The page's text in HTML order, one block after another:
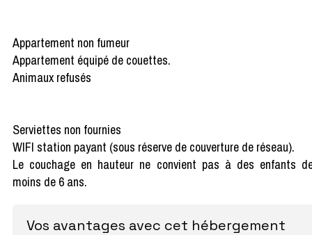
Appartement non fumeur
Appartement équipé de couettes.
Animaux refusés
Serviettes non fournies
WIFI station payant (sous réserve de couverture de réseau).
Le couchage en hauteur ne convient pas à des enfants
moins de 6 ans.
Vos avantages avec cet hébergement